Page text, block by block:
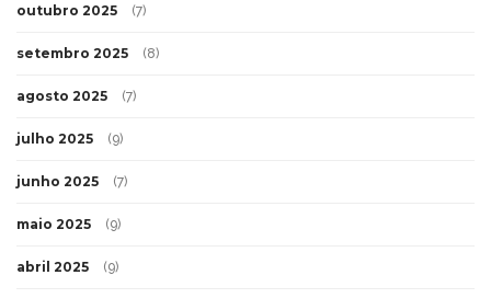
outubro 2025 (7)
setembro 2025 (8)
agosto 2025 (7)
julho 2025 (9)
junho 2025 (7)
maio 2025 (9)
abril 2025 (9)